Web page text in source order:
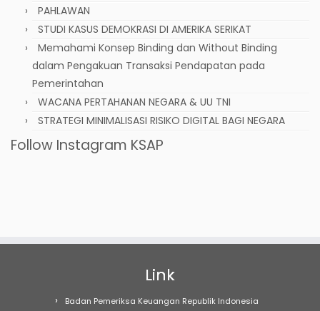
PAHLAWAN
STUDI KASUS DEMOKRASI DI AMERIKA SERIKAT
Memahami Konsep Binding dan Without Binding
dalam Pengakuan Transaksi Pendapatan pada
Pemerintahan
WACANA PERTAHANAN NEGARA & UU TNI
STRATEGI MINIMALISASI RISIKO DIGITAL BAGI NEGARA
Follow Instagram KSAP
Link
Badan Pemeriksa Keuangan Republik Indonesia